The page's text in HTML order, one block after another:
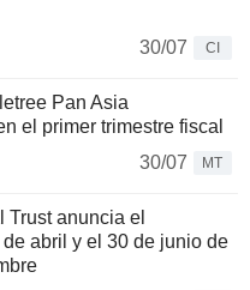
30/07
CI
Pan Asia
el primer trimestre fiscal
30/07
MT
Trust anuncia el
abril y el 30 de junio de